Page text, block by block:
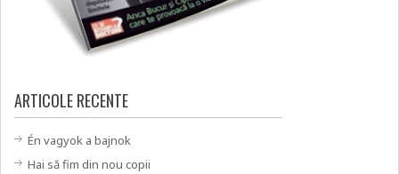
ARTICOLE RECENTE
Én vagyok a bajnok
Hai să fim din nou copii